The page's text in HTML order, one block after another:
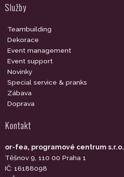
Služby
Teambuilding
Dekorace
Event management
Event support
Novinky
Special service & pranks
Zábava
Doprava
Kontakt
or-fea, programové centrum s.r.o.
Těšnov 9, 110 00 Praha 1
IČ: 16188098